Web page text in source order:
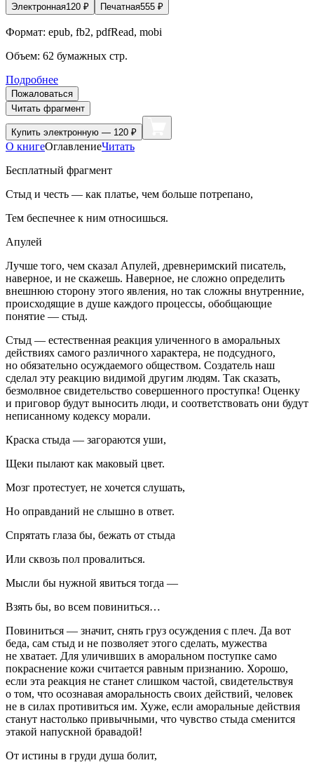
Электронная120 ₽ Печатная555 ₽
Формат: epub, fb2, pdfRead, mobi
Объем: 62 бумажных стр.
Подробнее
Пожаловаться
Читать фрагмент
Купить электронную — 120 ₽
О книгеОглавлениеЧитать
Бесплатный фрагмент
Стыд и честь — как платье, чем больше потрепано,
Тем беспечнее к ним относишься.
Апулей
Лучше того, чем сказал Апулей, древнеримский писатель,
наверное, и не скажешь. Наверное, не сложно определить
внешнюю сторону этого явления, но так сложны внутренние,
происходящие в душе каждого процессы, обобщающие
понятие — стыд.
Стыд — естественная реакция уличенного в аморальных
действиях самого различного характера, не подсудного,
но обязательно осуждаемого обществом. Создатель наш
сделал эту реакцию видимой другим людям. Так сказать,
безмолвное свидетельство совершенного проступка! Оценку
и приговор будут выносить люди, и соответствовать они будут
неписанному кодексу морали.
Краска стыда — загораются уши,
Щеки пылают как маковый цвет.
Мозг протестует, не хочется слушать,
Но оправданий не слышно в ответ.
Спрятать глаза бы, бежать от стыда
Или сквозь пол провалиться.
Мысли бы нужной явиться тогда —
Взять бы, во всем повиниться…
Повиниться — значит, снять груз осуждения с плеч. Да вот
беда, сам стыд и не позволяет этого сделать, мужества
не хватает. Для уличивших в аморальном поступке само
покраснение кожи считается равным признанию. Хорошо,
если эта реакция не станет слишком частой, свидетельствуя
о том, что осознавая аморальность своих действий, человек
не в силах противиться им. Хуже, если аморальные действия
станут настолько привычными, что чувство стыда сменится
этакой напускной бравадой!
От истины в груди душа болит,